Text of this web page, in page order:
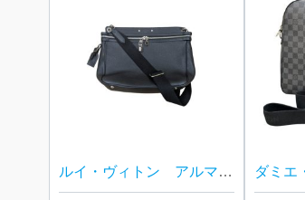
ルイ・ヴィトン アルマンド メッセンジャー M42684